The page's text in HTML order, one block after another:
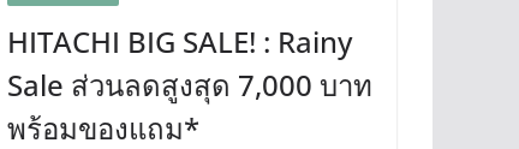
HITACHI BIG SALE! : Rainy
Sale ส่วนลดสูงสุด 7,000 บาท
พร้อมของแถม*